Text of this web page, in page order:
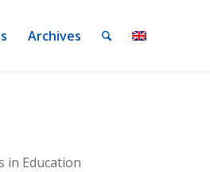
Archives
in Education